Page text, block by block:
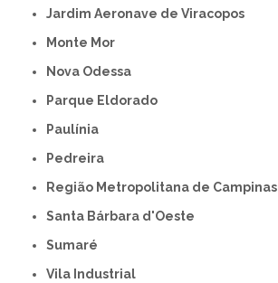
Jardim Aeronave de Viracopos
Monte Mor
Nova Odessa
Parque Eldorado
Paulínia
Pedreira
Região Metropolitana de Campinas
Santa Bárbara d'Oeste
Sumaré
Vila Industrial